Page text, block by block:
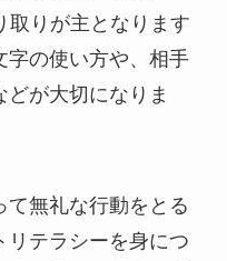
取りが主となります
字の使い方や、相手
が大切になりま
て無礼な行動をとる
リテラシーを身につ